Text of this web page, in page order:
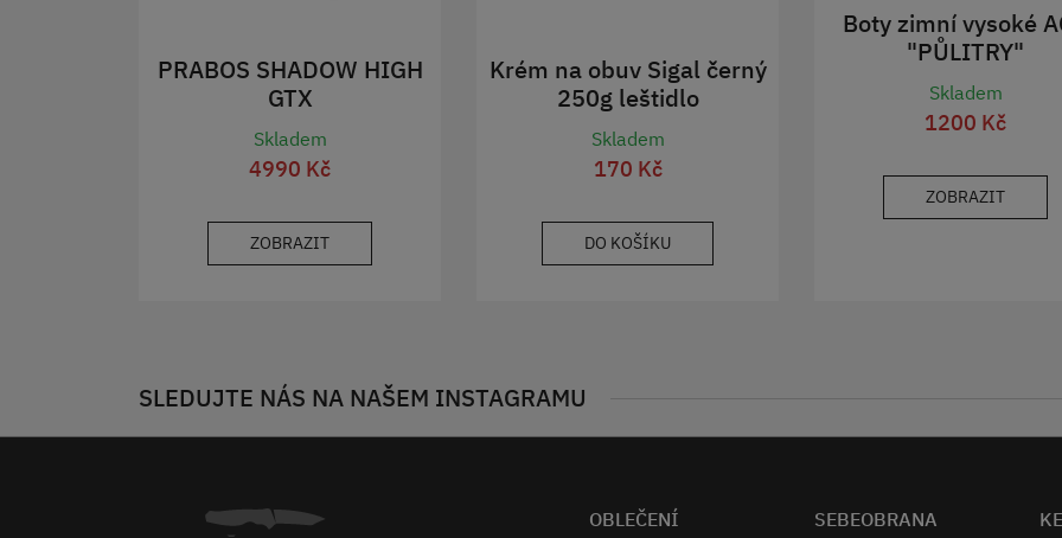
PRABOS SHADOW HIGH
GTX
Skladem
4990 Kč
ZOBRAZIT
Krém na obuv Sigal černý
250g leštidlo
Skladem
170 Kč
DO KOŠÍKU
Boty zimní vysoké
"PŮLITRY"
Skladem
1200 Kč
ZOBRAZIT
SLEDUJTE NÁS NA NAŠEM INSTAGRAMU
OBLEČENÍ SEBEOBRANA